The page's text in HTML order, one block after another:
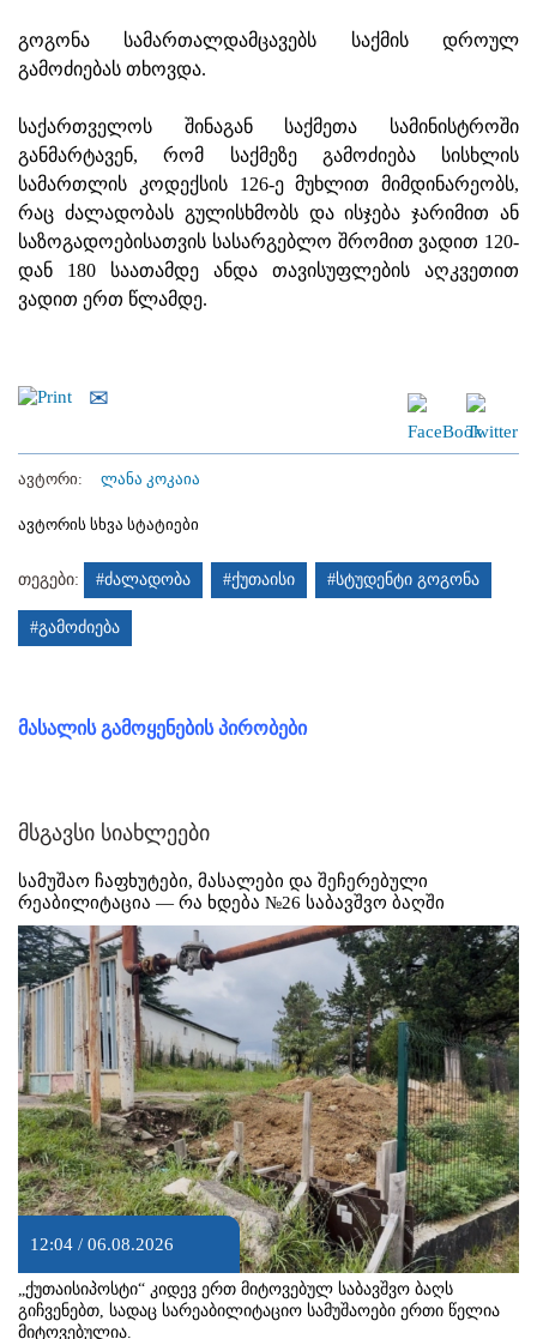
გოგონა სამართალდამცავებს საქმის დროულ
გამოძიებას თხოვდა.
საქართველოს შინაგან საქმეთა სამინისტროში
განმარტავენ, რომ საქმეზე გამოძიება სისხლის
სამართლის კოდექსის 126-ე მუხლით მიმდინარეობს,
რაც ძალადობას გულისხმობს და ისჯება ჯარიმით ან
საზოგადოებისათვის სასარგებლო შრომით ვადით 120-
დან 180 საათამდე ანდა თავისუფლების აღკვეთით
ვადით ერთ წლამდე.
ავტორი: ლანა კოკაია
ავტორის სხვა სტატიები
თეგები: #ძალადობა #ქუთაისი #სტუდენტი გოგონა
#გამოძიება
მასალის გამოყენების პირობები
მსგავსი სიახლეები
სამუშაო ჩაფხუტები, მასალები და შეჩერებული
რეაბილიტაცია — რა ხდება №26 საბავშვო ბაღში
12:04 / 06.08.2026
„ქუთაისიპოსტი“ კიდევ ერთ მიტოვებულ საბავშვო ბაღს
გიჩვენებთ, სადაც სარეაბილიტაციო სამუშაოები ერთი წელია
მიტოვებულია.